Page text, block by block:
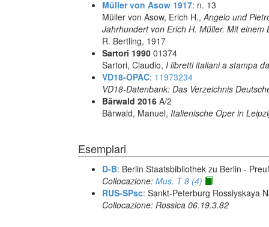
Müller von Asow 1917: n. 13
Müller von Asow, Erich H.,Angelo und
Jahrhundert von Erich H. Müller. Mit
R. Bertling, 1917
Sartori 1990 01374
Sartori, Claudio, I libretti italiani a stampa
VD18-OPAC: 11973234
VD18-Datenbank: Das Verzeichnis
Bärwald 2016 A/2
Bärwald, Manuel, Italienische Oper in
Esemplari
D-B: Berlin Staatsbibliothek zu Berlin -
Collocazione: Mus. T 8 (4)
RUS-SPsc: Sankt-Peterburg Rossiyskaya
Collocazione: Rossica 06.19.3.82